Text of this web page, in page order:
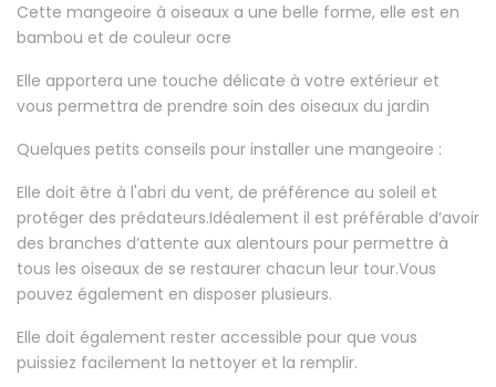
Cette mangeoire à oiseaux a une belle forme, elle est en
bambou et de couleur ocre
Elle apportera une touche délicate à votre extérieur et
vous permettra de prendre soin des oiseaux du jardin
Quelques petits conseils pour installer une mangeoire :
Elle doit être à l'abri du vent, de préférence au soleil et
protéger des prédateurs.Idéalement il est préférable d’avoir
des branches d’attente aux alentours pour permettre à
tous les oiseaux de se restaurer chacun leur tour.Vous
pouvez également en disposer plusieurs.
Elle doit également rester accessible pour que vous
puissiez facilement la nettoyer et la remplir.